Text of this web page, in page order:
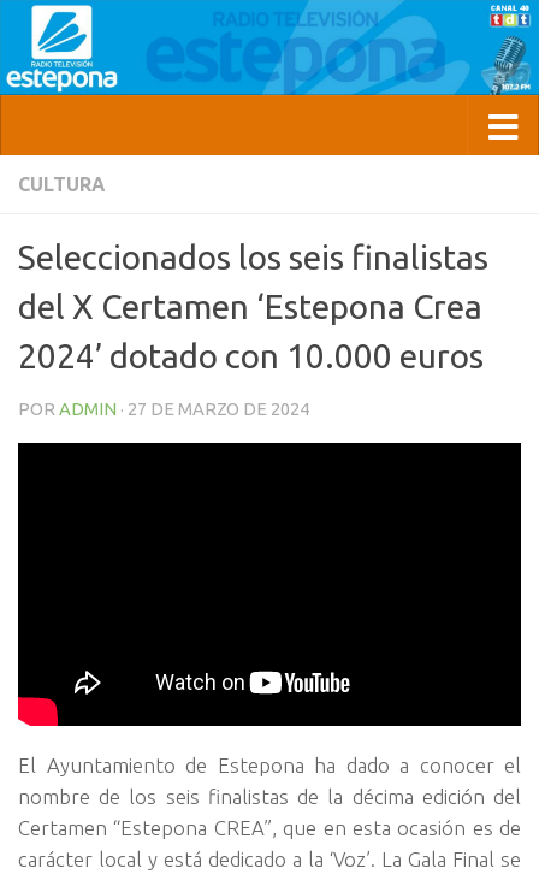
CULTURA
Seleccionados los seis finalistas
del X Certamen ‘Estepona Crea
2024’ dotado con 10.000 euros
POR ADMIN · 27 DE MARZO DE 2024
El Ayuntamiento de Estepona ha dado a conocer el
nombre de los seis finalistas de la décima edición del
Certamen “Estepona CREA”, que en esta ocasión es de
carácter local y está dedicado a la ‘Voz’. La Gala Final se